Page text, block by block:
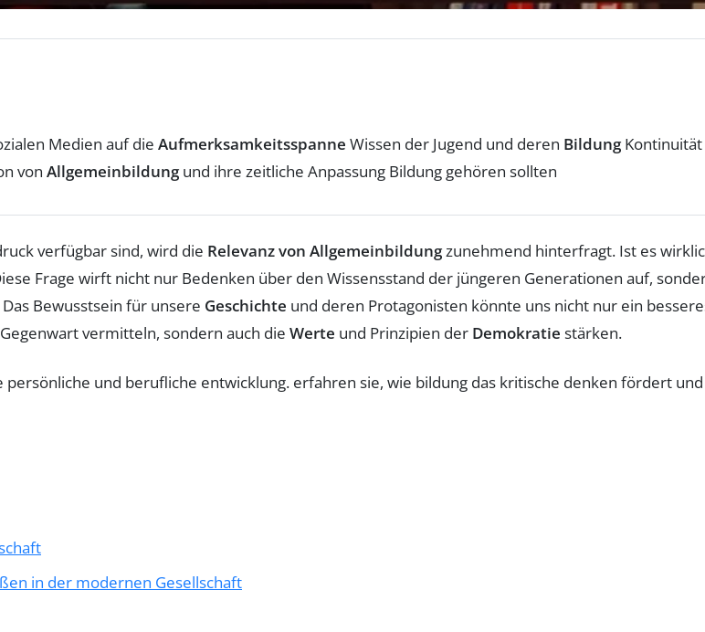
Medien auf die Aufmerksamkeitsspanne Wissen der Jugend und deren BildungKontinuität
von Allgemeinbildungund ihre zeitliche Anpassung Bildung gehören sollten
verfügbar sind, wird die Relevanz von Allgemeinbildungzunehmend hinterfragt. Ist es
Frage wirft nicht nur Bedenken über den Wissensstand der jüngeren Generationen auf,
Bewusstsein für unsere Geschichte und deren Protagonisten könnte uns nicht nur ein
vermitteln, sondern auch die Werte und Prinzipien der Demokratie stärken.
in der modernen Gesellschaft